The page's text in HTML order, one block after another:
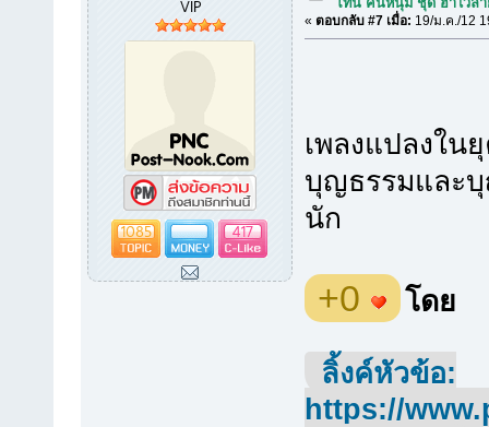
1085 417
« ตอบกลับ #7 เมื่อ: 19/ม.ค./12
เพลงแปลงใน
บุญธรรมและ
นัก
+0 โดย
ลิ้งค์หัวข้อ:
https://